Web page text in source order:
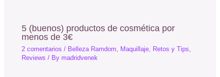
5 (buenos) productos de cosmética por
menos de 3€
2 comentarios / Belleza Ramdom Maquillaje Retos y Tips
Reviews / By madridvenek